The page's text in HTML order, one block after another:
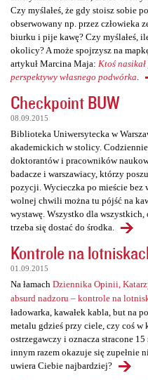
Czy myślałeś, że gdy stoisz sobie
obserwowany np. przez człowieka
biurku i pije kawę? Czy myślałeś,
okolicy? A może spojrzysz na
artykuł Marcina Maja: Ktoś
perspektywy własnego podwórka
Checkpoint BUW
08.09.2015
Biblioteka Uniwersytecka w
akademickich w stolicy.
doktorantów i pracowników
badacze i warszawiacy, którzy
pozycji. Wycieczka po mieście
wolnej chwili można tu pójść na
wystawę. Wszystko dla
trzeba się dostać do środka.
Kontrole na
01.09.2015
Na łamach Dziennika Opinii,
absurd nadzoru – kontrole na
ładowarka, kawałek kabla, but na
metalu gdzieś przy ciele, czy coś w
ostrzegawczy i oznacza stracone
innym razem okazuje się zupełnie
uwiera Ciebie najbardziej?